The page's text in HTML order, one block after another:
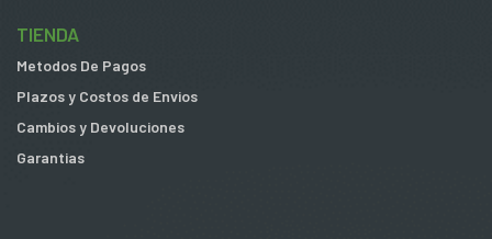
TIENDA
Metodos De Pagos
Plazos y Costos de Envios
Cambios y Devoluciones
Garantias